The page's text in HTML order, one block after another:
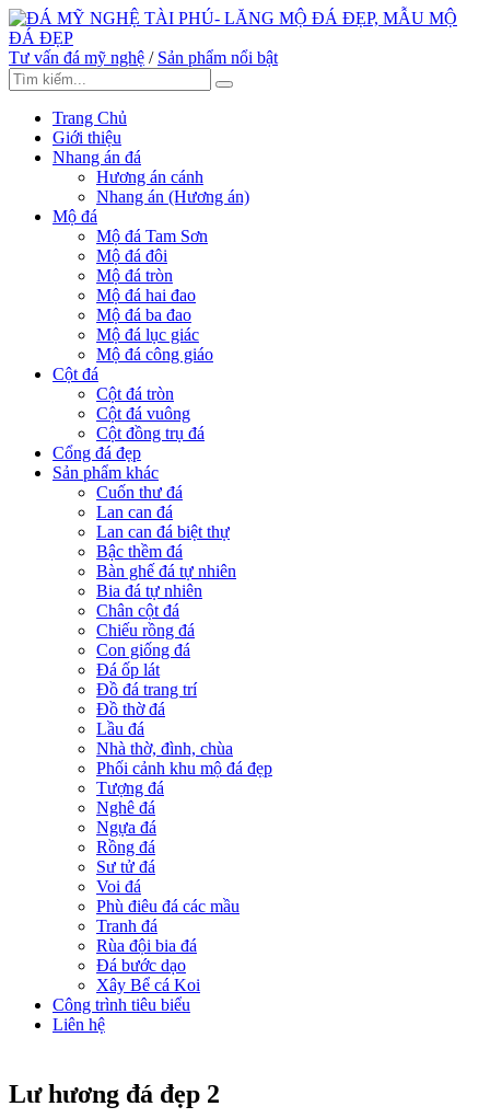
Tư vấn đá mỹ nghệ / Sản phẩm nổi bật
Trang Chủ
Giới thiệu
Nhang án đá
Hương án cánh
Nhang án (Hương án)
Mộ đá
Mộ đá Tam Sơn
Mộ đá đôi
Mộ đá tròn
Mộ đá hai đao
Mộ đá ba đao
Mộ đá lục giác
Mộ đá công giáo
Cột đá
Cột đá tròn
Cột đá vuông
Cột đồng trụ đá
Cổng đá đẹp
Sản phẩm khác
Cuốn thư đá
Lan can đá
Lan can đá biệt thự
Bậc thềm đá
Bàn ghế đá tự nhiên
Bia đá tự nhiên
Chân cột đá
Chiếu rồng đá
Con giống đá
Đá ốp lát
Đồ đá trang trí
Đồ thờ đá
Lầu đá
Nhà thờ, đình, chùa
Phối cảnh khu mộ đá đẹp
Tượng đá
Nghê đá
Ngựa đá
Rồng đá
Sư tử đá
Voi đá
Phù điêu đá các mầu
Tranh đá
Rùa đội bia đá
Đá bước dạo
Xây Bể cá Koi
Công trình tiêu biểu
Liên hệ
Lư hương đá đẹp 2